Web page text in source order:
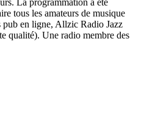
tous les amateurs de musique
en ligne, Allzic Radio Jazz
qualité). Une radio membre des